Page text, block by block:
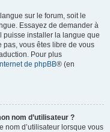
sur le forum, soit le
Essayez de demander à
puisse installer la langue que
pas, vous êtes libre de vous
Pour plus
de phpBB® (en
nom d’utilisateur ?
nom d’utilisateur lorsque vous